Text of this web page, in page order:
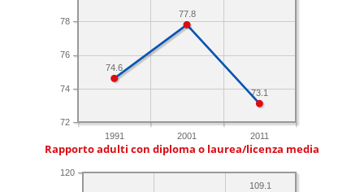
1991 2001 2011
72
74
76
78
73.1
77.8
74.6
Rapporto adulti con diploma o laurea/licenza media
120
109.1